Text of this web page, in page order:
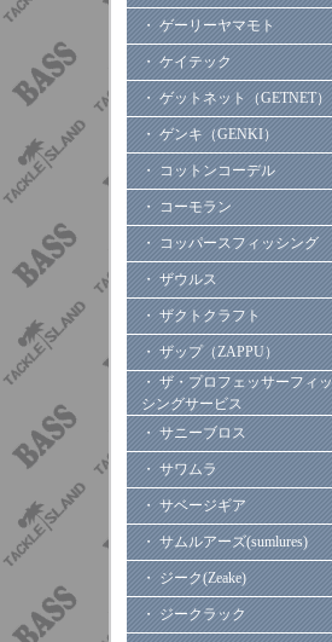
・ ゲーリーヤマモト
・ ケイテック
・ ゲットネット（GETNET）
・ ゲンキ（GENKI）
・ コットンコーデル
・ コーモラン
・ コッパースフィッシング
・ ザウルス
・ ザクトクラフト
・ ザップ（ZAPPU）
・ ザ・プロフェッサーフィッ
シングサービス
・ サニーブロス
・ サワムラ
・ サベージギア
・ サムルアーズ(sumlures)
・ ジーク(Zeake)
・ ジークラック